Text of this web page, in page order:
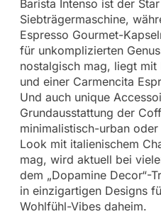
Barista Intenso ist der
Siebträgermaschine,
Espresso Gourmet-
für unkomplizierten
nostalgisch mag, liegt mit
und einer Carmencita
Und auch unique
Grundausstattung der
minimalistisch-urban
Look mit italienischem
mag, wird aktuell bei
dem „Dopamine Decor“-
in einzigartigen Designs
Wohlfühl-Vibes daheim.